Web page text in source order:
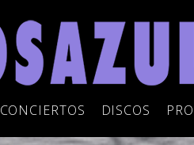
CONCIERTOS DISCOS